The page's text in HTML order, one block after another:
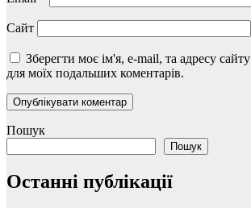
Сайт
Зберегти моє ім'я, e-mail, та адресу
для моїх подальших коментарів.
Пошук
Пошук
Останні публікації